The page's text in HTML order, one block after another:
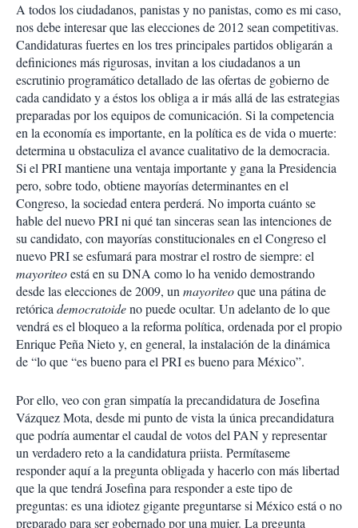
o
m
p
a
r
i
r
A todos los ciudadanos, panistas y no panistas, como es mi caso,
nos debe interesar que las elecciones de 2012 sean competitivas.
Candidaturas fuertes en los tres principales partidos obligarán a
definiciones más rigurosas, invitan a los ciudadanos a un
escrutinio programático detallado de las ofertas de gobierno de
cada candidato y a éstos los obliga a ir más allá de las estrategias
preparadas por los equipos de comunicación. Si la competencia
en la economía es importante, en la política es de vida o muerte:
determina u obstaculiza el avance cualitativo de la democracia.
Si el PRI mantiene una ventaja importante y gana la Presidencia
pero, sobre todo, obtiene mayorías determinantes en el
Congreso, la sociedad entera perderá. No importa cuánto se
hable del nuevo PRI ni qué tan sinceras sean las intenciones de
su candidato, con mayorías constitucionales en el Congreso el
nuevo PRI se esfumará para mostrar el rostro de siempre: el
mayoriteoestá en su DNA como lo ha venido demostrando
desde las elecciones de 2009, un mayoriteoque una pátina de
retórica democratoideno puede ocultar. Un adelanto de lo que
vendrá es el bloqueo a la reforma política, ordenada por el propio
Enrique Peña Nieto y, en general, la instalación de la dinámica
de “lo que “es bueno para el PRI es bueno para México”.
Por ello, veo con gran simpatía la precandidatura de Josefina
Vázquez Mota, desde mi punto de vista la única precandidatura
que podría aumentar el caudal de votos del PAN y representar
un verdadero reto a la candidatura priista. Permítaseme
responder aquí a la pregunta obligada y hacerlo con más libertad
que la que tendrá Josefina para responder a este tipo de
preguntas: es una idiotez gigante preguntarse si México está o no
preparado para ser gobernado por una mujer. La pregunta